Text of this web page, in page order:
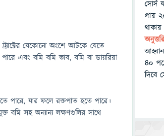
ট্র্যাক্টের যেকোনো অংশে আটকে যেতে
এবং বমি বমি ভাব, বমি বা ডায়রিয়া
পারে, যার ফলে রক্তপাত হতে পারে।
বমি সহ অন্যান্য লক্ষণগুলির সাথে
সোর্স
৪০
দিবে